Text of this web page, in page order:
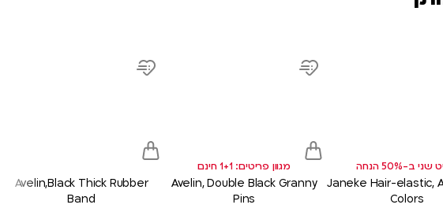
Add
Avelin,Black Thick Rubber
Band
Add
מגוון פריטים: 1+1 חינם
Avelin, Double Black Granny
Pins
ב-50% הנחה
Janeke Hair-elastic,
Colors